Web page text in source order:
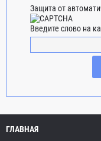
Защита от
Введите слово на
ГЛАВНАЯ